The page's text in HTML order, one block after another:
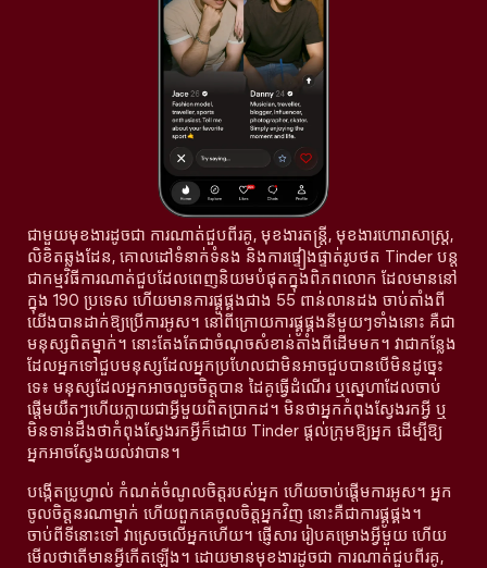
ជាមួយមុខងារដូចជា ការណាត់ជួបពីរគូ, មុខងារតន្រ្តី, មុខងារហោរាសាស្ត្រ,
លិខិតឆ្លងដែន, គោលដៅទំនាក់ទំនង និងការផ្ទៀងផ្ទាត់រូបថត Tinder បន្ត
ជាកម្មវិធីការណាត់ជួបដែលពេញនិយមបំផុតក្នុងពិភពលោក ដែលមាននៅ
ក្នុង 190 ប្រទេស ហើយមានការផ្គូផ្គងជាង 55 ពាន់លានដង ចាប់តាំងពី
យើងបានដាក់ឱ្យប្រើការអូស។ នៅពីក្រោយការផ្គូផ្គងនីមួយៗទាំងនោះ គឺជា
មនុស្សពិតម្នាក់។ នោះតែងតែជាចំណុចសំខាន់តាំងពីដើមមក។ វាជាកន្លែង
ដែលអ្នកទៅជួបមនុស្សដែលអ្នកប្រហែលជាមិនអាចជួបបានបើមិនដូច្នេះ
ទេ៖ មនុស្សដែលអ្នកអាចលួចចិត្តបាន ដៃគូធ្វើដំណើរ ឬស្នេហាដែលចាប់
ផ្តើមយឺតៗហើយក្លាយជាអ្វីមួយពិតប្រាកដ។ មិនថាអ្នកកំពុងស្វែងរកអ្វី ឬ
មិនទាន់ដឹងថាកំពុងស្វែងរកអ្វីក៏ដោយ Tinder ផ្តល់ក្រុមឱ្យអ្នក ដើម្បីឱ្យ
អ្នកអាចស្វែងយល់វាបាន។
បង្កើតប្រូហ្វាល់ កំណត់ចំណូលចិត្តរបស់អ្នក ហើយចាប់ផ្តើមការអូស។ អ្នក
ចូលចិត្តនរណាម្នាក់ ហើយពួកគេចូលចិត្តអ្នកវិញ នោះគឺជាការផ្គូផ្គង។
ចាប់ពីទីនោះទៅ វាស្រេចលើអ្នកហើយ។ ផ្ញើសារ រៀបគម្រោងអ្វីមួយ ហើយ
មើលថាតើមានអ្វីកើតឡើង។ ដោយមានមុខងារដូចជា ការណាត់ជួបពីរគូ,